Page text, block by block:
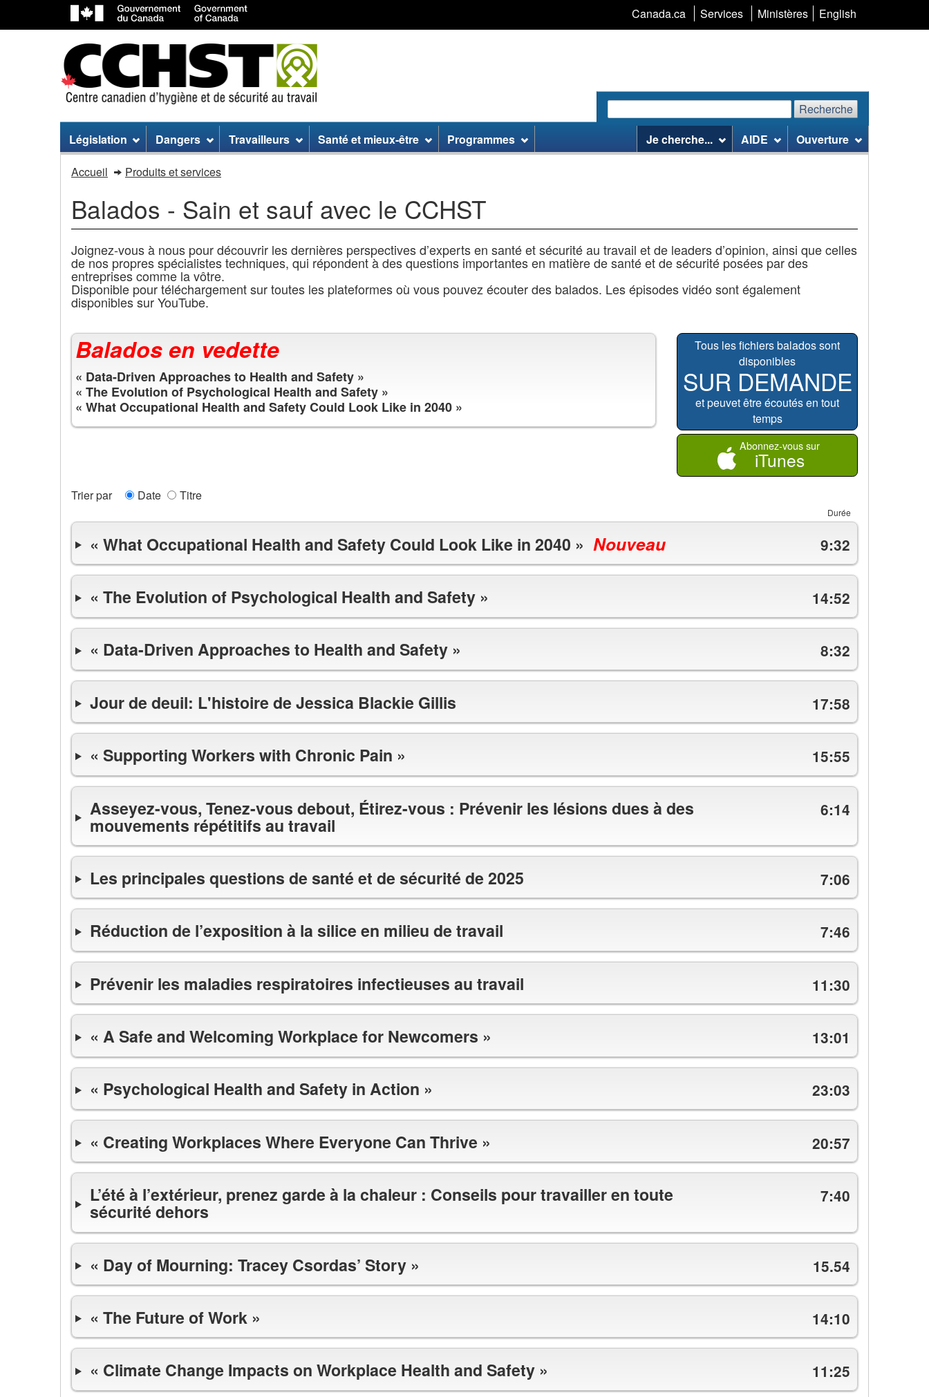
au
aux
à
Canada.ca Services Ministères Sélection
langue
English
Recherche
le
Web
Recherche
Menu
du
site
Législation Dangers Travailleurs Santé et mieux-être Programmes Je cherche... AIDE Ouverture
Accueil Produits et services
Balados - Sain et sauf avec le CCHST
Joignez-vous à nous pour découvrir les dernières perspectives d’experts en santé et sécurité au travail et de leaders d’opinion, ainsi que celles
de nos propres spécialistes techniques, qui répondent à des questions importantes en matière de santé et de sécurité posées par des
entreprises comme la vôtre.
Disponible pour téléchargement sur toutes les plateformes où vous pouvez écouter des balados. Les épisodes vidéo sont également
disponibles sur YouTube.
Balados en vedette
« Data-Driven Approaches to Health and Safety »
« The Evolution of Psychological Health and Safety »
« What Occupational Health and Safety Could Look Like in 2040 »
Tous les fichiers balados sont
disponibles
SUR DEMANDE
et peuvet être écoutés en tout
temps
Abonnez-vous sur
iTunes
Trier par Date Titre
Durée
« What Occupational Health and Safety Could Look Like in 2040 » Nouveau 9:32
« The Evolution of Psychological Health and Safety » 14:52
« Data-Driven Approaches to Health and Safety » 8:32
Jour de deuil: L'histoire de Jessica Blackie Gillis 17:58
« Supporting Workers with Chronic Pain » 15:55
Asseyez-vous, Tenez-vous debout, Étirez-vous : Prévenir les lésions dues à des
mouvements répétitifs au travail
6:14
Les principales questions de santé et de sécurité de 2025 7:06
Réduction de l’exposition à la silice en milieu de travail 7:46
Prévenir les maladies respiratoires infectieuses au travail 11:30
« A Safe and Welcoming Workplace for Newcomers » 13:01
« Psychological Health and Safety in Action » 23:03
« Creating Workplaces Where Everyone Can Thrive » 20:57
L’été à l’extérieur, prenez garde à la chaleur : Conseils pour travailler en toute
sécurité dehors
7:40
« Day of Mourning: Tracey Csordas’ Story » 15.54
« The Future of Work » 14:10
« Climate Change Impacts on Workplace Health and Safety » 11:25